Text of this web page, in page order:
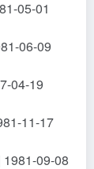
05-01
06-09
04-19
11-17
09-08